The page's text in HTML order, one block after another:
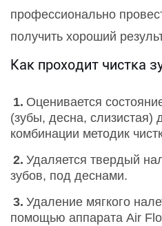
профессионально
получить хороший
Как проходит чистка
Оценивается
(зубы, десна, слизистая)
комбинации методик
Удаляется твердый
зубов, под деснами.
Удаление мягкого
помощью аппарата Air